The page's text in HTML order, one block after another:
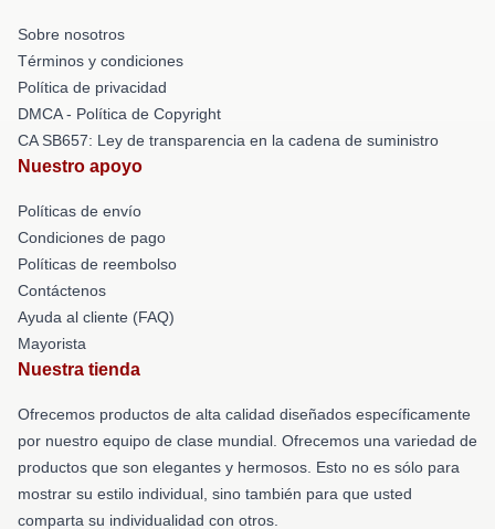
Sobre nosotros
Términos y condiciones
Política de privacidad
DMCA - Política de Copyright
CA SB657: Ley de transparencia en la cadena de suministro
Nuestro apoyo
Políticas de envío
Condiciones de pago
Políticas de reembolso
Contáctenos
Ayuda al cliente (FAQ)
Mayorista
Nuestra tienda
Ofrecemos productos de alta calidad diseñados específicamente
por nuestro equipo de clase mundial. Ofrecemos una variedad de
productos que son elegantes y hermosos. Esto no es sólo para
mostrar su estilo individual, sino también para que usted
comparta su individualidad con otros.